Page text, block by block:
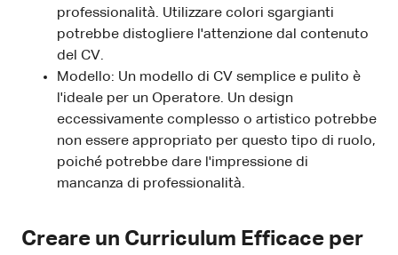
professionalità. Utilizzare colori sgargianti
potrebbe distogliere l'attenzione dal contenuto
del CV.
Modello: Un modello di CV semplice e pulito è
l'ideale per un Operatore. Un design
eccessivamente complesso o artistico potrebbe
non essere appropriato per questo tipo di ruolo,
poiché potrebbe dare l'impressione di
mancanza di professionalità.
Creare un Curriculum Efficace per